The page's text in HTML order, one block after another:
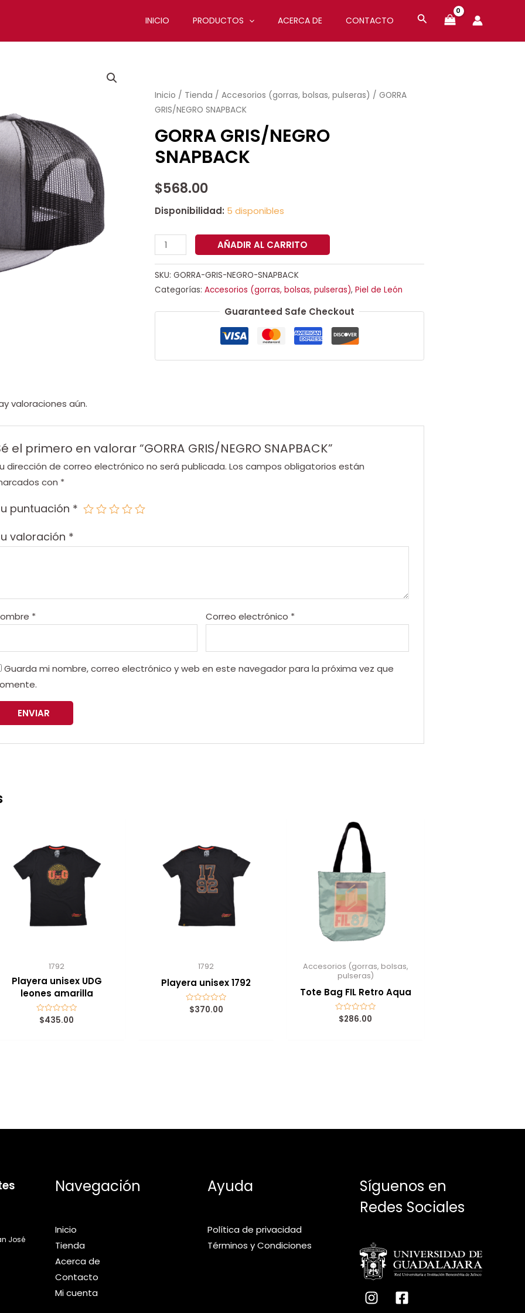
INICIO PRODUCTOS ACERCA DE CONTACTO
Inicio / Tienda / Accesorios (gorras, bolsas, pulseras) / GORRA
GRIS/NEGRO SNAPBACK
GORRA GRIS/NEGRO
SNAPBACK
$568.00
Disponibilidad: 5 disponibles
SNAPBACK
cantidad
AÑADIR AL CARRITO
SKU: GORRA-GRIS-NEGRO-SNAPBACK
Categorías: Accesorios (gorras, bolsas, pulseras), Piel de León
Guaranteed Safe Checkout
valoraciones aún.
el primero en valorar “GORRA GRIS/NEGRO SNAPBACK”
dirección de correo electrónico no será publicada. Los campos obligatorios están
con *
puntuación *
valoración *
* Correo electrónico *
Guarda mi nombre, correo electrónico y web en este navegador para la próxima vez que
1792
Playera unisex UDG
leones amarilla
Valorado
con
$435.00
1792
Playera unisex 1792
Valorado
con
$370.00
Accesorios (gorras, bolsas,
pulseras)
Tote Bag FIL Retro Aqua
Valorado
con
$286.00
José
Navegación
Inicio
Tienda
Acerca de
Contacto
Mi cuenta
Ayuda
Política de privacidad
Términos y Condiciones
Síguenos en
Redes Sociales